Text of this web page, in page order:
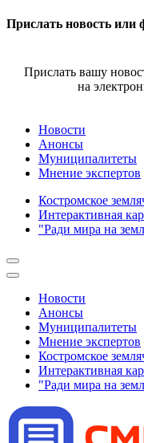
Прислать новость или
Прислать вашу
на
Новости
Анонсы
Муниципалитеты
Мнение экспертов
Костромское
Интерактивная
"Ради мира на
Новости
Анонсы
Муниципалитеты
Мнение экспертов
Костромское
Интерактивная
"Ради мира на